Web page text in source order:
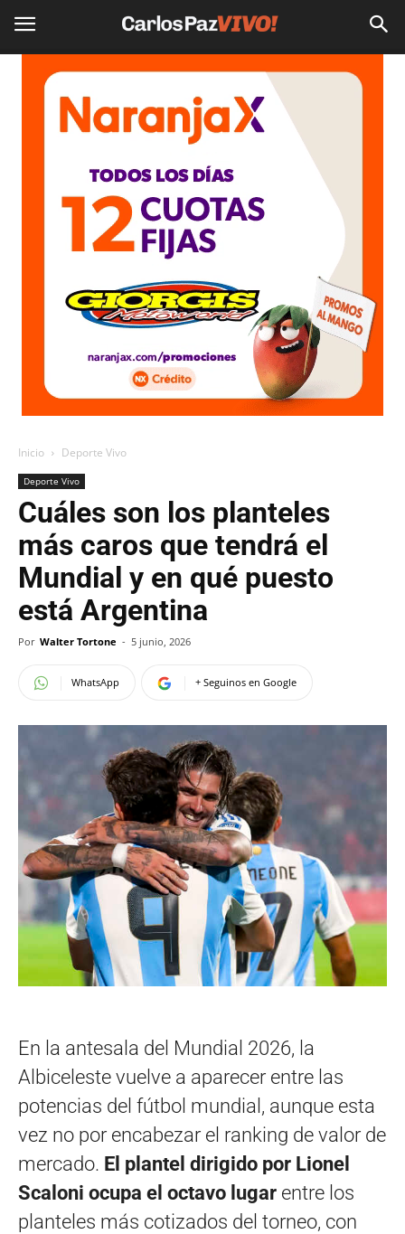
Inicio Deporte Vivo
Deporte Vivo
Cuáles son los planteles
más caros que tendrá el
Mundial y en qué puesto
está Argentina
Por Walter Tortone - 5 junio, 2026
WhatsApp + Seguinos en Google
En la antesala del Mundial 2026, la
Albiceleste vuelve a aparecer entre las
potencias del fútbol mundial, aunque esta
vez no por encabezar el ranking de valor de
mercado. El plantel dirigido por Lionel
Scaloni ocupa el octavo lugar entre los
planteles más cotizados del torneo, con